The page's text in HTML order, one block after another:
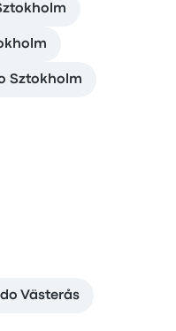
Sztokholm
Västerås